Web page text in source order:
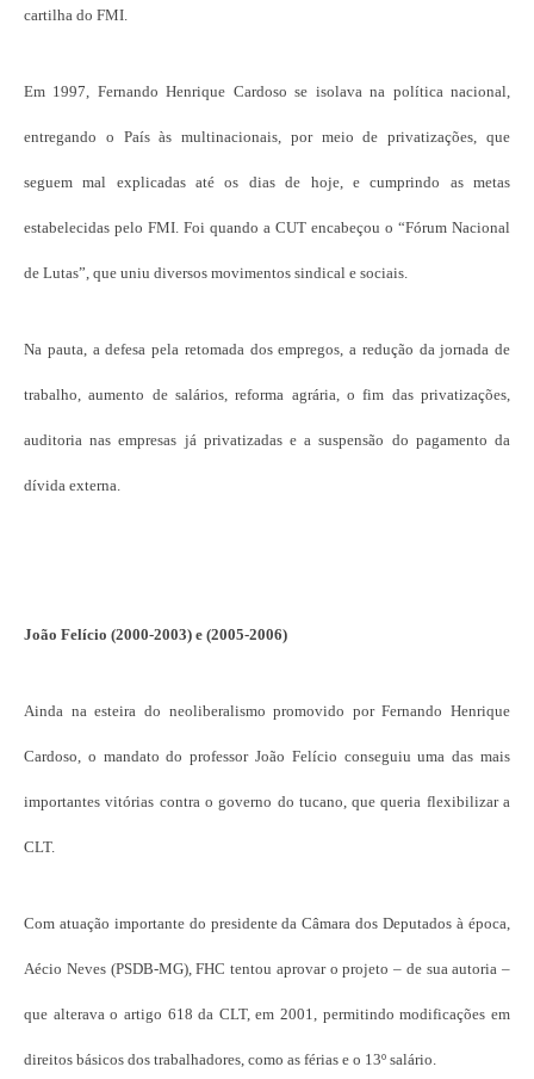
cartilha do FMI.
Em 1997, Fernando Henrique Cardoso se isolava na política nacional,
entregando o País às multinacionais, por meio de privatizações, que
seguem mal explicadas até os dias de hoje, e cumprindo as metas
estabelecidas pelo FMI. Foi quando a CUT encabeçou o “Fórum Nacional
de Lutas”, que uniu diversos movimentos sindical e sociais.
Na pauta, a defesa pela retomada dos empregos, a redução da jornada de
trabalho, aumento de salários, reforma agrária, o fim das privatizações,
auditoria nas empresas já privatizadas e a suspensão do pagamento da
dívida externa.
João Felício (2000-2003) e (2005-2006)
Ainda na esteira do neoliberalismo promovido por Fernando Henrique
Cardoso, o mandato do professor João Felício conseguiu uma das mais
importantes vitórias contra o governo do tucano, que queria flexibilizar a
CLT.
Com atuação importante do presidente da Câmara dos Deputados à época,
Aécio Neves (PSDB-MG), FHC tentou aprovar o projeto – de sua autoria –
que alterava o artigo 618 da CLT, em 2001, permitindo modificações em
direitos básicos dos trabalhadores, como as férias e o 13º salário.